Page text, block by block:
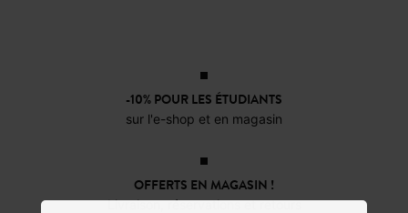
-10% POUR LES ÉTUDIANTS
sur l'e-shop et en magasin
OFFERTS EN MAGASIN !
Livraison, réservations et retours